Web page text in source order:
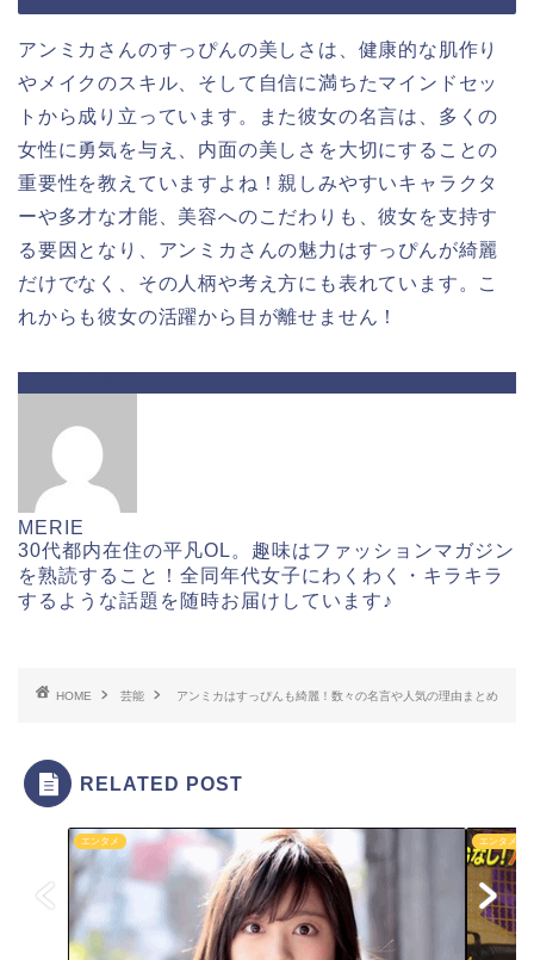
アンミカさんのすっぴんの美しさは、健康的な肌作り
やメイクのスキル、そして自信に満ちたマインドセッ
トから成り立っています。また彼女の名言は、多くの
女性に勇気を与え、内面の美しさを大切にすることの
重要性を教えていますよね！親しみやすいキャラクタ
ーや多才な才能、美容へのこだわりも、彼女を支持す
る要因となり、アンミカさんの魅力はすっぴんが綺麗
だけでなく、その人柄や考え方にも表れています。こ
れからも彼女の活躍から目が離せません！
MERIE
30代都内在住の平凡OL。趣味はファッションマガジン
を熟読すること！全同年代女子にわくわく・キラキラ
するような話題を随時お届けしています♪
HOME 芸能 アンミカはすっぴんも綺麗！数々の名言や人気の理由まとめ
RELATED POST
エンタメ エンタメ